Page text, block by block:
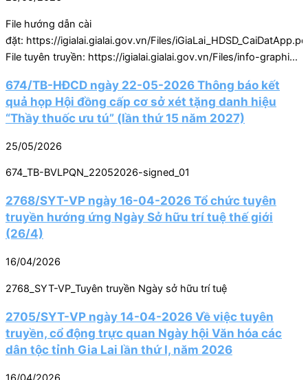
File hướng dẫn cài
đặt: https://igialai.gialai.gov.vn/Files/
File tuyên truyền: https://igialai.gialai.gov.vn/Files/info-graphic-
dẫn: https://igialai.gialai.gov.vn/Files/VIDEO-IGIALAI.mp4
https://igialai.gialai.gov.vn/Files/VIDEO-IGIALAI.mp4
674/TB-HĐCD ngày 22-05-2026 Thông báo kết
quả họp Hội đồng cấp cơ sở xét tặng danh hiệu
“Thầy thuốc ưu tú” (lần thứ 15 năm 2027)
25/05/2026
674_TB-BVLPQN_22052026-signed_01
2768/SYT-VP ngày 16-04-2026 Tổ chức tuyên
truyền hướng ứng Ngày Sở hữu trí tuệ thế giới
(26/4)
16/04/2026
2768_SYT-VP_Tuyên truyền Ngày sở hữu trí tuệ
2705/SYT-VP ngày 14-04-2026 Về việc tuyên
truyền, cổ động trực quan Ngày hội Văn hóa các
dân tộc tỉnh Gia Lai lần thứ I, năm 2026